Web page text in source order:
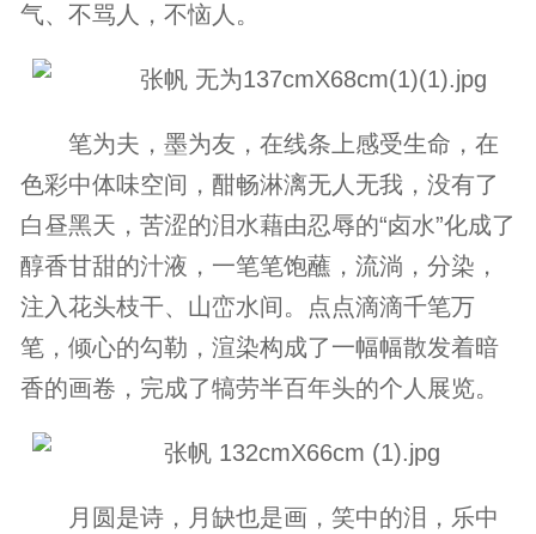
气、不骂人，不恼人。
笔为夫，墨为友，在线条上感受生命，在
色彩中体味空间，酣畅淋漓无人无我，没有了
白昼黑天，苦涩的泪水藉由忍辱的“卤水”化成了
醇香甘甜的汁液，一笔笔饱蘸，流淌，分染，
注入花头枝干、山峦水间。点点滴滴千笔万
笔，倾心的勾勒，渲染构成了一幅幅散发着暗
香的画卷，完成了犒劳半百年头的个人展览。
月圆是诗，月缺也是画，笑中的泪，乐中